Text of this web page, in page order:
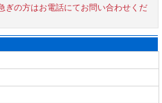
ぎの方はお電話にてお問い合わせくだ